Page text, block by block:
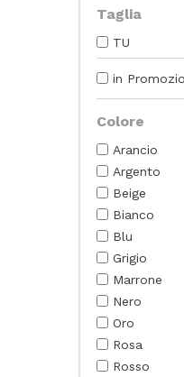
Taglia
TU
in
Colore
Arancio
Argento
Beige
Bianco
Blu
Grigio
Marrone
Nero
Oro
Rosa
Rosso